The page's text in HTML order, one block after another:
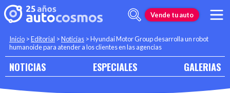
Vende tu auto
Inicio >Editorial >Noticias >Hyundai Motor Group desarrolla un robot
humanoide para atender a los clientes en las agencias
NOTICIAS ESPECIALES GALERIAS